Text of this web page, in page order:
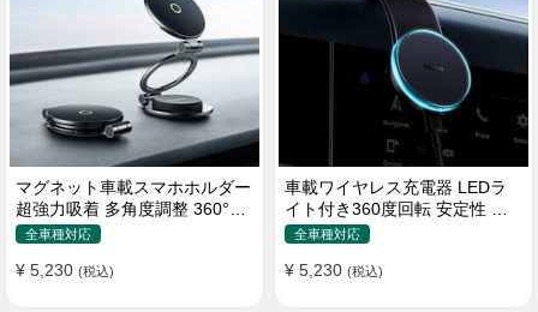
マグネット車載スマホホルダー
超強力吸着 多角度調整 360°回
転な台座 車用ホルダー 折りた
全機種対応
全車種対応
¥ 5,230 (税込)
車載ワイヤレス充電器 LEDラ
イト付き360度回転 安定性 粘
着ゲル吸盤＆エアコン吹き出し
イヤレス充電 スマホホルダー
全車種対応
¥ 5,230 (税込)